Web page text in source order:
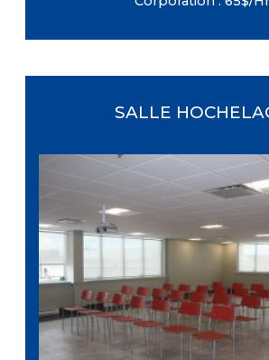
SALLE
Dimensions : 41 pi X 26
Étage : Deuxième
Capacité maximale : 25
Équipement :Tables et chaises
la location, sans frais